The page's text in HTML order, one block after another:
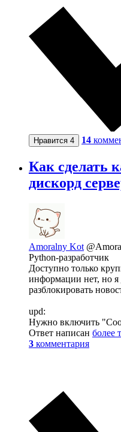
Нравится 4 14
Как сделать
дискорд
Amoralny Kot
Python-разработчик
Доступно только
информации нет, но
разблокировать
upd:
Нужно включить
Ответ написан более
3 комментария